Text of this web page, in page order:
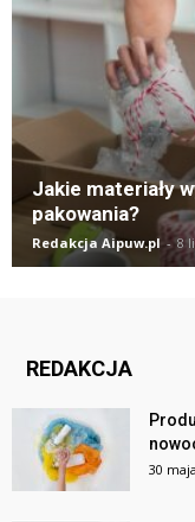
Jakie materiały
pakowania?
Redakcja Aipuw.pl - 8
REDAKCJA
30